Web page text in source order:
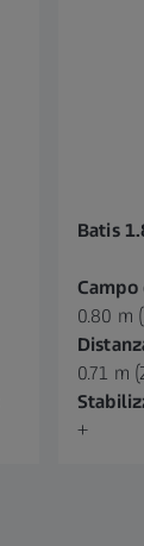
Batis
Campo
0.80 m
0.71 m
+